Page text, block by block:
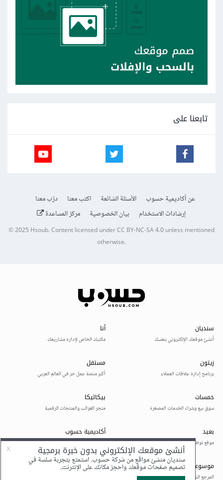
تابعنا على
عن أكاديمية حسوب الأسئلة الشائعة اكتب معنا
درّب معنا
إرشادات الاستخدام
بيان الخصوصية مركز المساعدة
© 2025Hsoub.Content licensed underCC BY-NC-SA 4.0unless mentioned
otherwise.